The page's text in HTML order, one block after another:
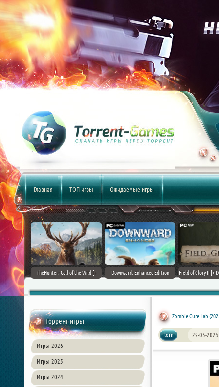
Главная ТОП игры Ожидаемые игры
(2017)
TheHunter: Call of the Wild [+
Downward: Enhanced Edition
Field of Glory II [+
Торрент игры
Игры 2026
Игры 2025
Игры 2024
Zombie Cure Lab
lorn 29-05-